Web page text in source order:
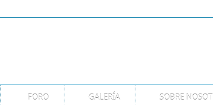
FORO GALERÍA SOBRE